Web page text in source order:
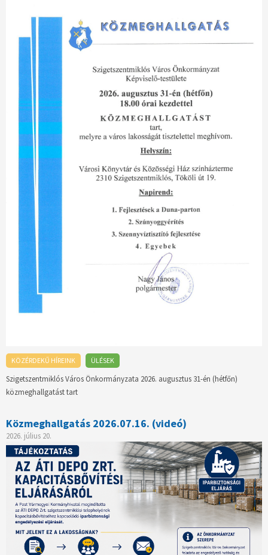
KÖZÉRDEKŰ HÍREINK ÜLÉSEK
Szigetszentmiklós Város Önkormányzata 2026. augusztus 31-én (hétfőn)
közmeghallgatást tart
Közmeghallgatás 2026.07.16. (videó)
2026. július 20.